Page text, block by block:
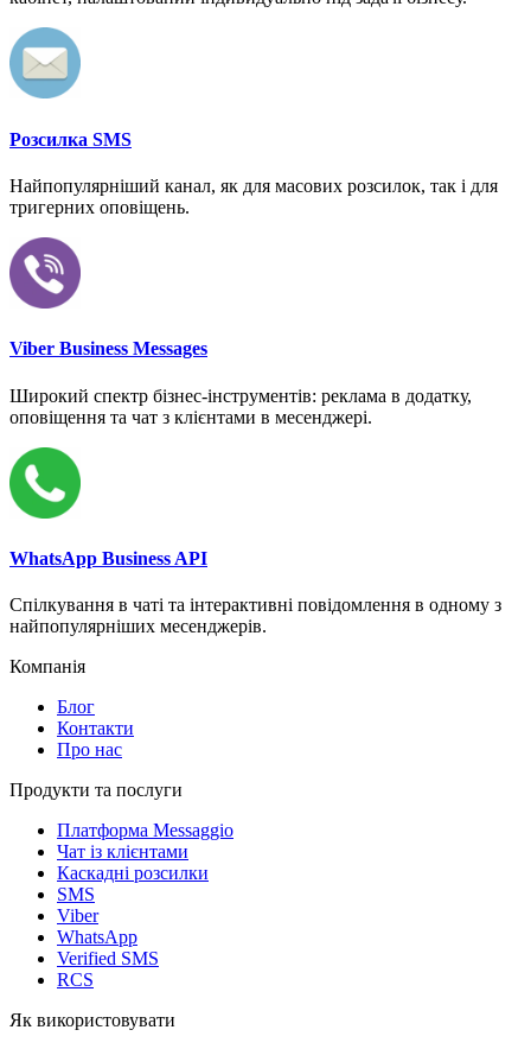
Розсилка SMS
Найпопулярніший канал, як для масових розсилок, так і для
тригерних оповіщень.
Viber Business Messages
Широкий спектр бізнес-інструментів: реклама в додатку,
оповіщення та чат з клієнтами в месенджері.
WhatsApp Business API
Спілкування в чаті та інтерактивні повідомлення в одному з
найпопулярніших месенджерів.
Компанія
Блог
Контакти
Про нас
Продукти та послуги
Платформа Messaggio
Чат із клієнтами
Каскадні розсилки
SMS
Viber
WhatsApp
Verified SMS
RCS
Як використовувати